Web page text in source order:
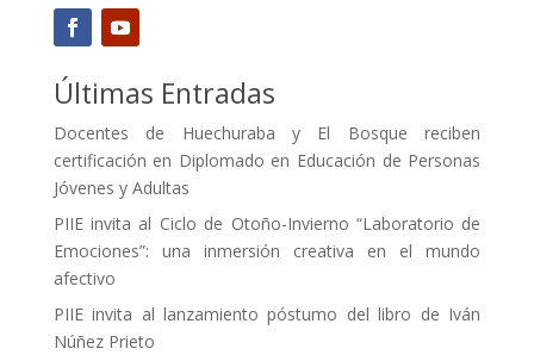
Últimas Entradas
Docentes de Huechuraba y El Bosque reciben
certificación en Diplomado en Educación de Personas
Jóvenes y Adultas
PIIE invita al Ciclo de Otoño-Invierno “Laboratorio de
Emociones”: una inmersión creativa en el mundo
afectivo
PIIE invita al lanzamiento póstumo del libro de Iván
Núñez Prieto